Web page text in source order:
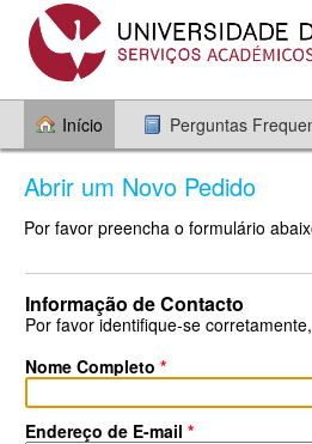
Início Perguntas
Abrir um Novo Pedido
Por favor preencha o formulário
Informação de Contacto
Por favor identifique-se
Nome Completo *
Endereço de E-mail *